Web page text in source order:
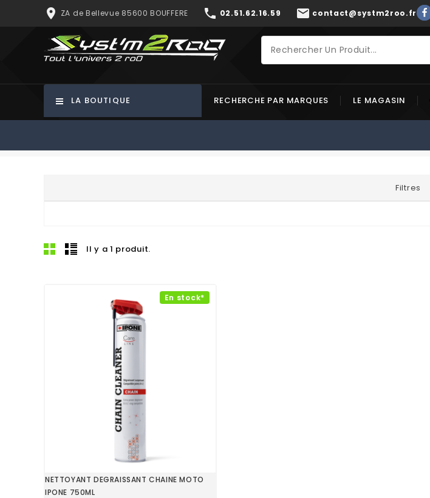
place ZA de Bellevue 85600 BOUFFERE phone 02.51.62.16.59 mail contact@systm2roo.fr
LA BOUTIQUE RECHERCHE PAR MARQUES LE MAGASIN
Filtres
Il y a 1 produit.
En stock*
NETTOYANT DEGRAISSANT CHAINE MOTO
IPONE 750ML